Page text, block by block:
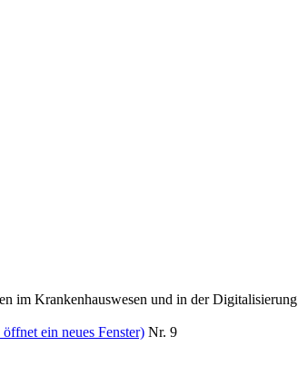
im Krankenhauswesen und in der Digitalisierung
ein neues Fenster) Nr. 9